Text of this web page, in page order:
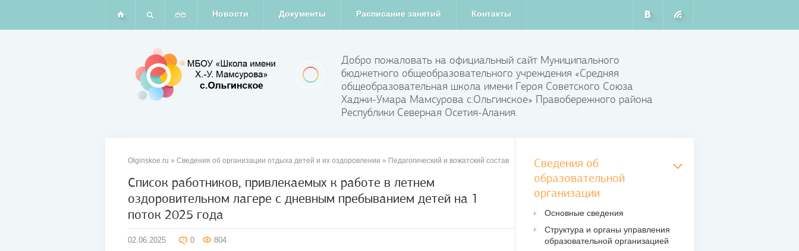
Новости Документы Расписание занятий Контакты
Добро пожаловать на официальный сайт Муниципального
бюджетного общеобразовательного учреждения «Средняя
общеобразовательная школа имени Героя Советского Союза
Хаджи-Умара Мамсурова с.Ольгинское» Правобережного района
Республики Северная Осетия-Алания.
Olginskoe.ru » Сведения об организации отдыха детей и их оздоровлении » Педагогический и вожатский состав
Список работников, привлекаемых к работе в летнем
оздоровительном лагере с дневным пребыванием детей на 1
поток 2025 года
02.06.2025 0 804
Сведения об
образовательной
организации
Основные сведения
Структура и органы управления
образовательной организацией